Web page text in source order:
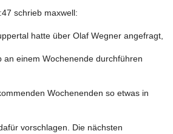
schrieb maxwell:
hatte über Olaf Wegner angefragt,
an einem Wochenende durchführen
Wochenenden so etwas in
vorschlagen. Die nächsten